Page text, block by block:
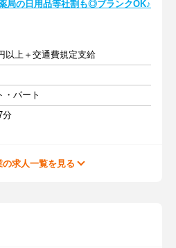
局の日用品等社割も◎ブランクOK♪
以上＋交通費規定支給
・パート
分
の求人一覧を見る